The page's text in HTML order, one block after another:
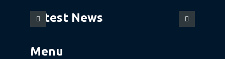
Latest News
Menu